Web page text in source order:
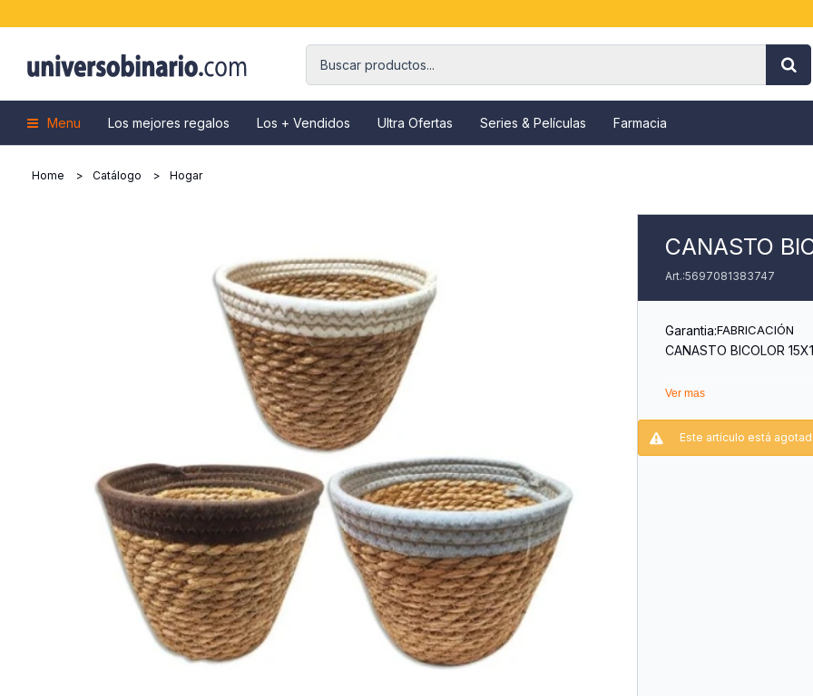
Menu Los mejores regalos Los + Vendidos Ultra Ofertas Series & Películas Farmacia
Home Catálogo Hogar
CANASTO
5697081383747
Garantia:FABRICACIÓN
CANASTO BICOLOR
Ver mas
Este artículo está